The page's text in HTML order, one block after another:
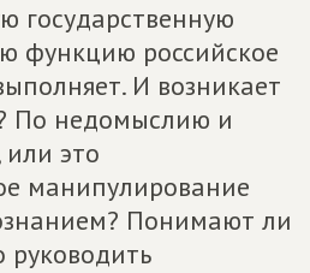
государственную
функцию российское
И возникает
По недомыслию и
это
манипулирование
Понимают ли
руководить